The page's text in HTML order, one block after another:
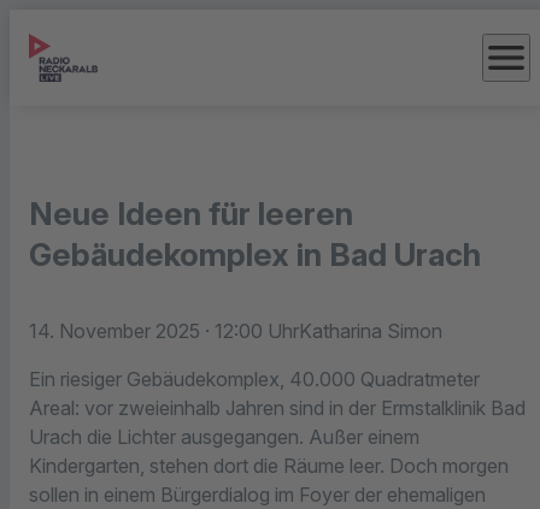
menu
Neue Ideen für leeren
Gebäudekomplex in Bad Urach
14. November 2025 · 12:00 UhrKatharina Simon
Ein riesiger Gebäudekomplex, 40.000 Quadratmeter
Areal: vor zweieinhalb Jahren sind in der Ermstalklinik Bad
Urach die Lichter ausgegangen. Außer einem
Kindergarten, stehen dort die Räume leer. Doch morgen
sollen in einem Bürgerdialog im Foyer der ehemaligen